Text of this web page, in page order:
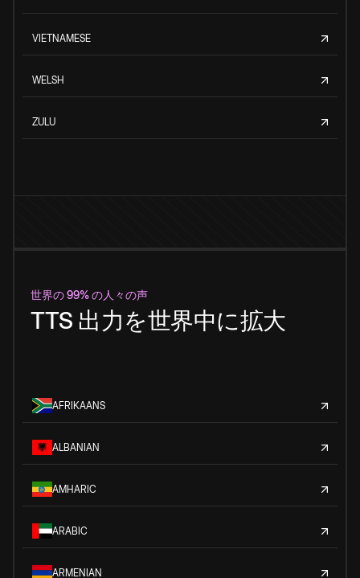
VIETNAMESE
WELSH
ZULU
世界の 99% の人々の声
TTS 出力を世界中に拡大
AFRIKAANS
ALBANIAN
AMHARIC
ARABIC
ARMENIAN